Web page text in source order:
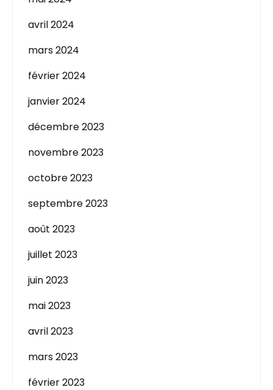
avril 2024
mars 2024
février 2024
janvier 2024
décembre 2023
novembre 2023
octobre 2023
septembre 2023
août 2023
juillet 2023
juin 2023
mai 2023
avril 2023
mars 2023
février 2023